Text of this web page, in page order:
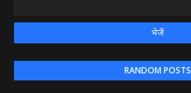
RANDOM POSTS